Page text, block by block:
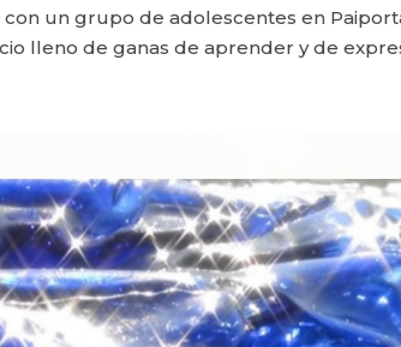
un grupo de adolescentes en
lleno de ganas de aprender y de